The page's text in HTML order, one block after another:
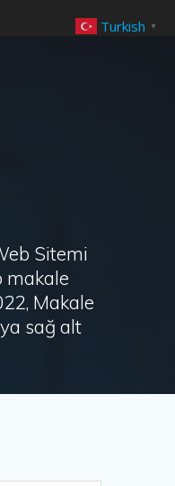
Sitemi
makale
Makale
sağ alt
Turkish ▼